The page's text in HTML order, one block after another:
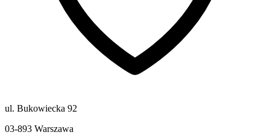
ul. Bukowiecka 92
03-893 Warszawa